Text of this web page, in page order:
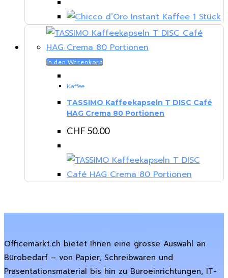
In den Warenkorb
Kaffee
TASSIMO Kaffeekapseln T DISC Café
HAG Crema 80 Portionen
CHF 50.00
Officemarkt.ch bietet Ihnen eine grosse Auswahl an
Bürobedarf – von Papier, Schreibwaren und
Präsentationsmaterial bis hin zu Büroeinrichtungen, IT-